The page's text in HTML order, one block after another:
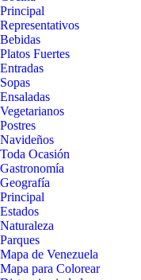
Principal
Representativos
Bebidas
Platos Fuertes
Entradas
Sopas
Ensaladas
Vegetarianos
Postres
Navideños
Toda Ocasión
Gastronomía
Geografía
Principal
Estados
Naturaleza
Parques
Mapa de Venezuela
Mapa para Colorear